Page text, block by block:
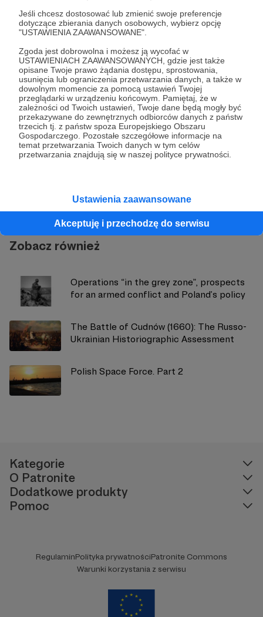
Jeśli chcesz dostosować lub zmienić swoje preferencje
dotyczące zbierania danych osobowych, wybierz opcję
"USTAWIENIA ZAAWANSOWANE".
Zgoda jest dobrowolna i możesz ją wycofać w
USTAWIENIACH ZAAWANSOWANYCH, gdzie jest także
opisane Twoje prawo żądania dostępu, sprostowania,
usunięcia lub ograniczenia przetwarzania danych, a także w
dowolnym momencie za pomocą ustawień Twojej
przeglądarki w urządzeniu końcowym. Pamiętaj, że w
zależności od Twoich ustawień, Twoje dane będą mogły być
przekazywane do zewnętrznych odbiorców danych z państw
trzecich tj. z państw spoza Europejskiego Obszaru
Gospodarczego. Pozostałe szczegółowe informacje na
temat przetwarzania Twoich danych w tym celów
przetwarzania znajdują się w naszej polityce prywatności.
Ustawienia zaawansowane
Akceptuję i przechodzę do serwisu
Udostępnij
Strategy&Future
Zobacz również
Operations “in the grey zone”, prospects
for an armed conflict and Poland’s policy
The Battle of Cudnów (1660): The Russo-
Ukrainian Historiographic Assessment
Polish Space Force. Part 2
Kategorie
O Patronite
Dodatkowe produkty
Pomoc
RegulaminPolityka prywatnościPatronite Commons
Warunki korzystania z serwisu